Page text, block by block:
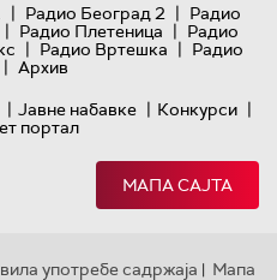
| Радио Београд 2 | Радио
| Радио Плетеница | Радио
| Радио Вртешка | Радио
| Архив
| Јавне набавке | Конкурси |
портал
МАПА САЈТА
употребе садржаја | Мапа